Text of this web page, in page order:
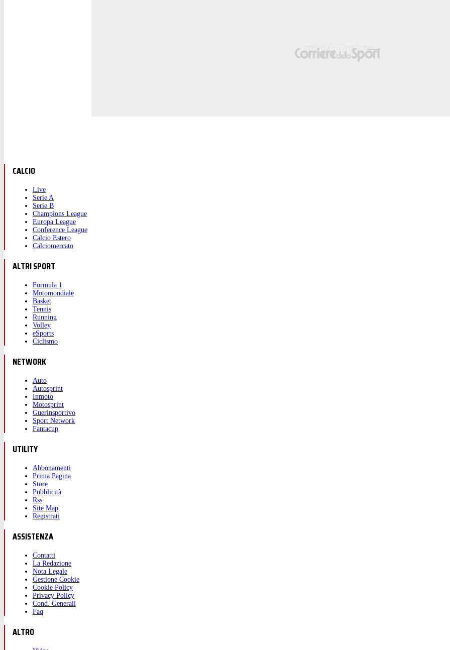
CALCIO
Live
Serie A
Serie B
Champions League
Europa League
Conference League
Calcio Estero
Calciomercato
ALTRI SPORT
Formula 1
Motomondiale
Basket
Tennis
Running
Volley
eSports
Ciclismo
NETWORK
Auto
Autosprint
Inmoto
Motosprint
Guerinsportivo
Sport Network
Fantacup
UTILITY
Abbonamenti
Prima Pagina
Store
Pubblicità
Rss
Site Map
Registrati
ASSISTENZA
Contatti
La Redazione
Nota Legale
Gestione Cookie
Cookie Policy
Privacy Policy
Cond. Generali
Faq
ALTRO